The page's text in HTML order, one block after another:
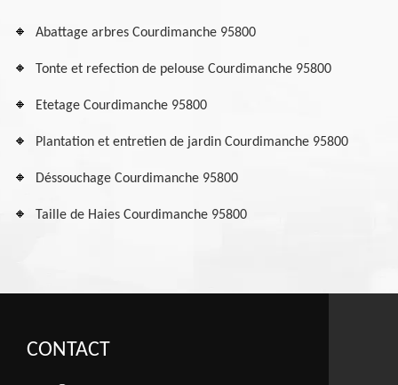
Abattage arbres Courdimanche 95800
Tonte et refection de pelouse Courdimanche 95800
Etetage Courdimanche 95800
Plantation et entretien de jardin Courdimanche 95800
Déssouchage Courdimanche 95800
Taille de Haies Courdimanche 95800
CONTACT